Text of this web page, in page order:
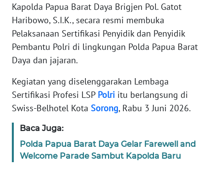
Kapolda Papua Barat Daya Brigjen Pol. Gatot
Haribowo, S.I.K., secara resmi membuka
Pelaksanaan Sertifikasi Penyidik dan Penyidik
Pembantu Polri di lingkungan Polda Papua Barat
Daya dan jajaran.
Kegiatan yang diselenggarakan Lembaga
Sertifikasi Profesi LSP Polri itu berlangsung di
Swiss-Belhotel Kota Sorong, Rabu 3 Juni 2026.
Baca Juga:
Polda Papua Barat Daya Gelar Farewell and
Welcome Parade Sambut Kapolda Baru
KARIR
DISCLAIMER
Wahana
Regional
WN
WN
JAKARTA